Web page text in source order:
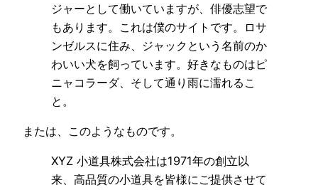
ジャーとして働いていますが、俳優志望で
もあります。これは僕のサイトです。ロサ
ンゼルスに住み、ジャックという名前のか
わいい犬を飼っています。好きなものはピ
ニャコラーダ、そして通り雨に濡れるこ
と。
または、このようなものです。
XYZ 小道具株式会社は1971年の創立以
来、高品質の小道具を皆様にご提供させて